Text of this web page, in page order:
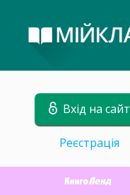
Вхід на сайт
Реєстрація